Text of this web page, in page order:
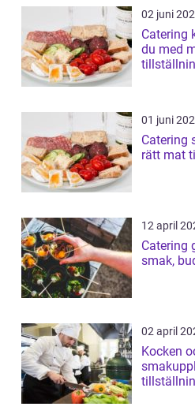
02 juni
Catering
du med
01 juni
Catering
rätt mat
12 april
Catering
smak,
02 april
Kocken